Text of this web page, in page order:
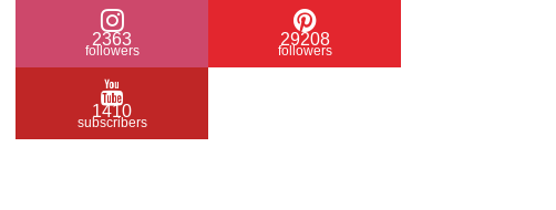
2363
followers
29208
followers
1410
subscribers